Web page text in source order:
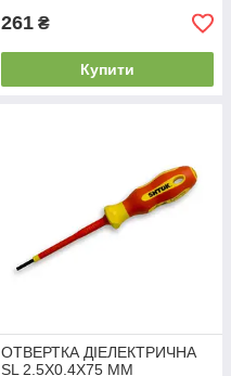
261 ₴
Купити
ОТВЕРТКА ДІЕЛЕКТРИЧНА
SL 2.5Х0.4Х75 ММ